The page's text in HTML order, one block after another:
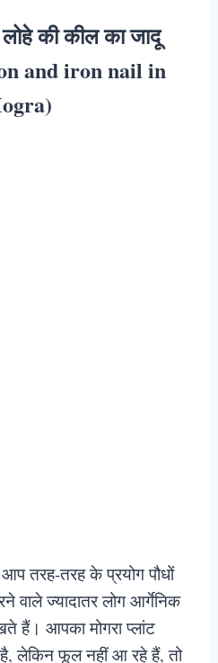
की कील का जादू
and iron nail in
तरह-तरह के प्रयोग पौधों
वाले ज्यादातर लोग आर्गेनिक
हैं। आपका मोगरा प्लांट
लेकिन फूल नहीं आ रहे हैं, तो